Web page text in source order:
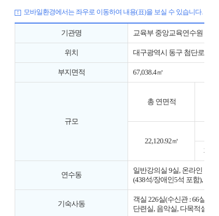
모바일환경에서는 좌우로 이동하여 내용(표)을 보실 수 있습니다.
기관명 교육부 중앙교육연수원
위치 대구광역시 동구 첨단로 80(
부지면적 67,038.4㎡
규모
총 연면적
22,120.92㎡
지하
연수동
일반강의실 9실, 온라인 스
(438석/장애인5석 포함), 대
기숙사동
객실 226실(수신관 : 66실,
단련실, 음악실, 다목적실),